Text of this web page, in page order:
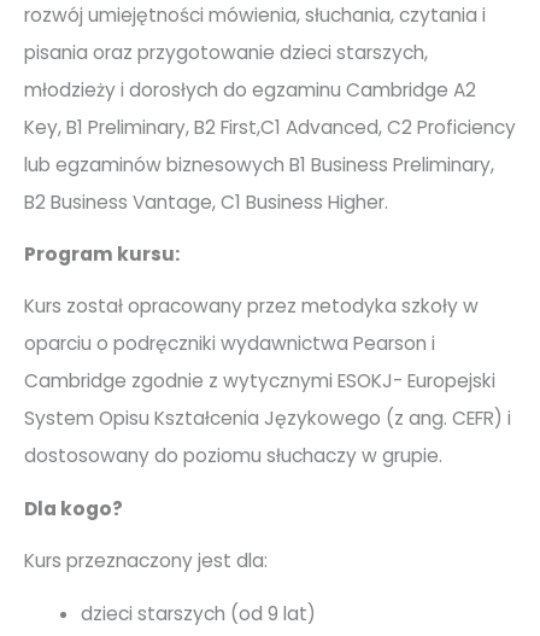
rozwój umiejętności mówienia, słuchania, czytania i
pisania oraz przygotowanie dzieci starszych,
młodzieży i dorosłych do egzaminu Cambridge A2
Key, B1 Preliminary, B2 First,C1 Advanced, C2 Proficiency
lub egzaminów biznesowych B1 Business Preliminary,
B2 Business Vantage, C1 Business Higher.
Program kursu:
Kurs został opracowany przez metodyka szkoły w
oparciu o podręczniki wydawnictwa Pearson i
Cambridge zgodnie z wytycznymi ESOKJ- Europejski
System Opisu Kształcenia Językowego (z ang. CEFR) i
dostosowany do poziomu słuchaczy w grupie.
Dla kogo?
Kurs przeznaczony jest dla:
dzieci starszych (od 9 lat)